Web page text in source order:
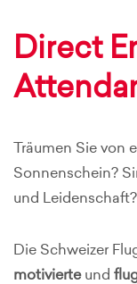
Direct
Träumen Sie von
Sonnenschein?
und Leidenschaft?
Die Schweizer
motivierte und